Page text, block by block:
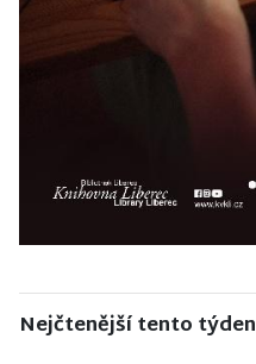
Nejčtenější tento týden